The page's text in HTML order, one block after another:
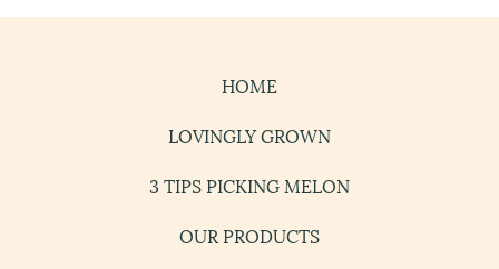
HOME
LOVINGLY GROWN
3 TIPS PICKING MELON
OUR PRODUCTS